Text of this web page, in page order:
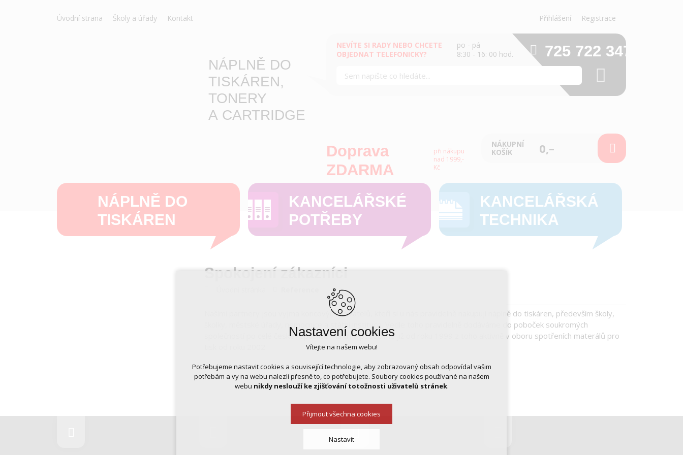
Úvodní strana Školy a úřady Kontakt Přihlášení Registrace
NÁPLNĚ DO
TISKÁREN,
TONERY
A CARTRIDGE
NEVÍTE SI RADY NEBO CHCETE
OBJEDNAT TELEFONICKY?
po - pá
8:30 - 16: 00 hod.
725 722 347
Doprava
ZDARMA
při nákupu
nad 1999,-
Kč
NÁKUPNÍ
KOŠÍK
0,–
NÁPLNĚ DO
TISKÁREN
KANCELÁŘSKÉ
POTŘEBY
KANCELÁŘSKÁ
TECHNIKA
Spokojení zákazníci
Našimi partnery jsou vyjma koncových uživatelů, kteří si u nás pravidelně nakupují náplně do tiskáren, především školy,
školky, městské úřady, nemocnice a státní instituce. Vedle toho pravidelně dodáváme do poboček soukromých
společností po celé české republice. Na trhu působíme již od roku 1999 z toho aktivně v oboru spotřeních materálů pro
Nastavení cookies
Vítejte na našem webu!
Potřebujeme nastavit cookies a související technologie, aby zobrazovaný obsah odpovídal vašim
potřebám a vy na webu nalezli přesně to, co potřebujete. Soubory cookies používané na našem
webu nikdy neslouží ke zjišťování totožnosti uživatelů stránek.
Přijmout všechna cookies
Nastavit